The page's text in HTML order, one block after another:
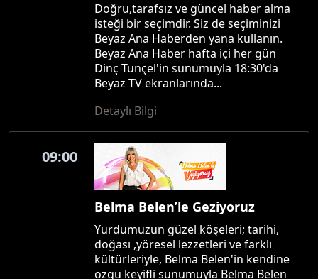
Doğru,tarafsız ve güncel haber alma
isteği bir seçimdir. Siz de seçiminizi
Beyaz Ana Haberden yana kullanın.
Beyaz Ana Haber hafta içi her gün
Dinç Tunçel'in sunumuyla 18:30'da
Beyaz TV ekranlarında...
Detaylı Bilgi
09:00
Belma Belen’le Geziyoruz
Yurdumuzun güzel köşeleri; tarihi,
doğası ,yöresel lezzetleri ve farklı
kültürleriyle, Belma Belen'in kendine
özgü keyifli sunumuyla Belma Belen